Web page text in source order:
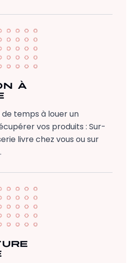
À
temps à louer un
vos produits : Sur-
livre chez vous ou sur